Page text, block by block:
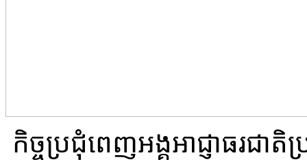
កិច្ចប្រជុំពេញអង្គអាជ្ញាធរជ